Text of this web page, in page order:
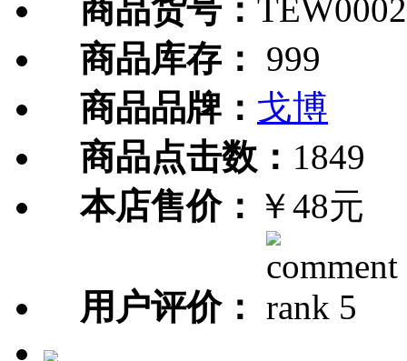
商品货号：
商品库存：
999
商品品牌： 戈博
商品点击数： 1849
本店售价： ￥48元
用户评价：